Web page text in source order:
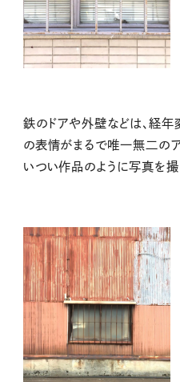
鉄のドアや外壁などは、経
の表情がまるで唯一無二のア
いつい作品のように写真を撮